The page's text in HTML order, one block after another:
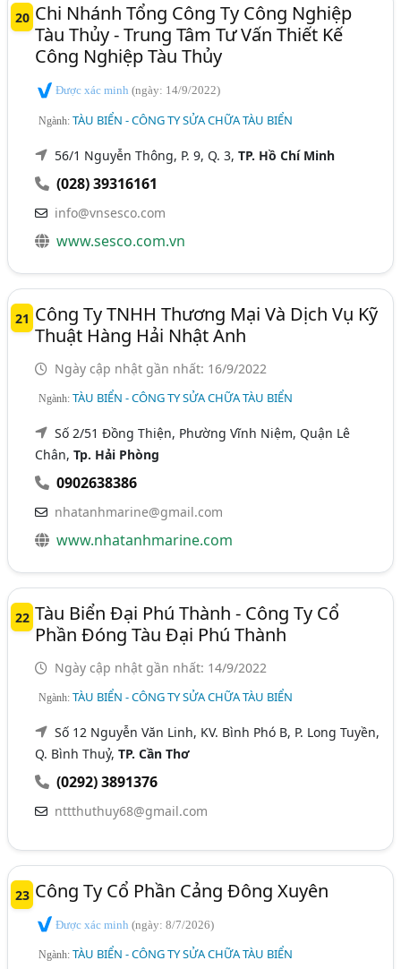
20 Chi Nhánh Tổng Công Ty Công Nghiệp
Tàu Thủy - Trung Tâm Tư Vấn Thiết Kế
Công Nghiệp Tàu Thủy
Được xác minh(ngày: 14/9/2022)
Ngành:TÀU BIỂN - CÔNG TY SỬA CHỮA TÀU BIỂN
56/1 Nguyễn Thông, P. 9, Q. 3,TP. Hồ Chí Minh
(028) 39316161
info@vnsesco.com
www.sesco.com.vn
21 Công Ty TNHH Thương Mại Và Dịch Vụ Kỹ
Thuật Hàng Hải Nhật Anh
Ngày cập nhật gần nhất: 16/9/2022
Ngành:TÀU BIỂN - CÔNG TY SỬA CHỮA TÀU BIỂN
Số 2/51 Đồng Thiện, Phường Vĩnh Niệm, Quận Lê
Chân,Tp. Hải Phòng
0902638386
nhatanhmarine@gmail.com
www.nhatanhmarine.com
22 Tàu Biển Đại Phú Thành - Công Ty Cổ
Phần Đóng Tàu Đại Phú Thành
Ngày cập nhật gần nhất: 14/9/2022
Ngành:TÀU BIỂN - CÔNG TY SỬA CHỮA TÀU BIỂN
Số 12 Nguyễn Văn Linh, KV. Bình Phó B, P. Long Tuyền,
Q. Bình Thuỷ,TP. Cần Thơ
(0292) 3891376
nttthuthuy68@gmail.com
23 Công Ty Cổ Phần Cảng Đông Xuyên
Được xác minh(ngày: 8/7/2026)
Ngành:TÀU BIỂN - CÔNG TY SỬA CHỮA TÀU BIỂN